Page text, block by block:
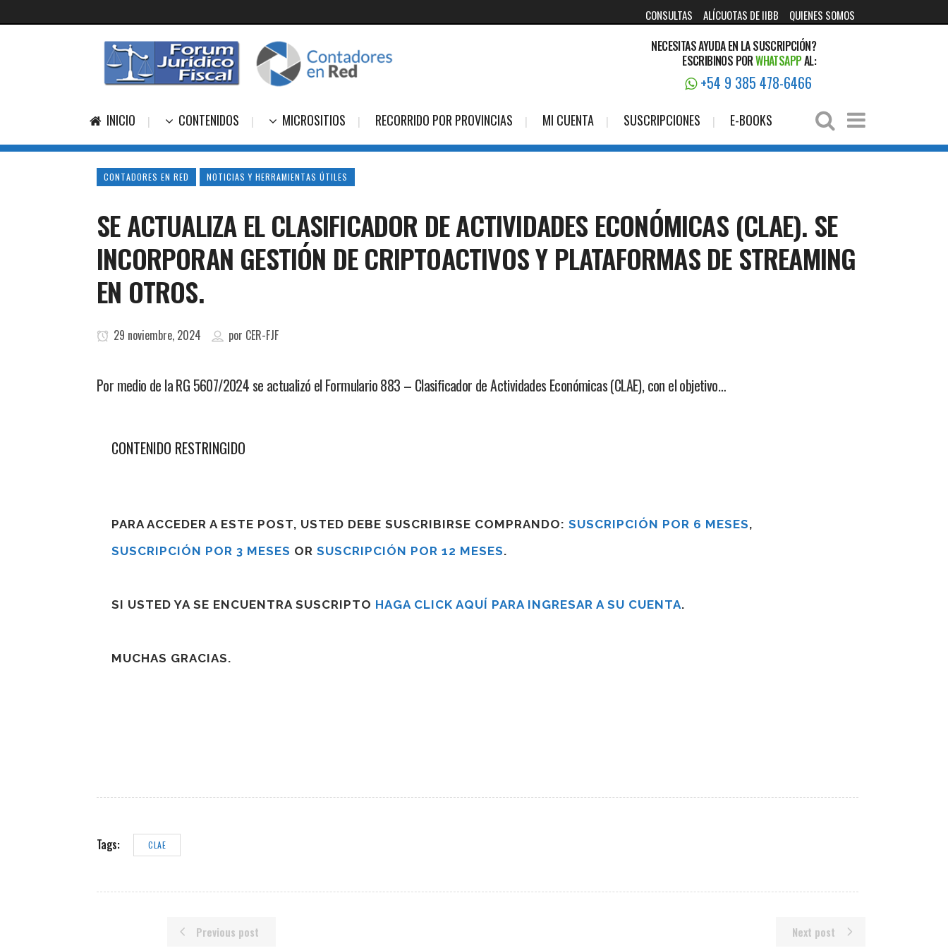
CONSULTAS ALÍCUOTAS DE IIBB QUIENES SOMOS
NECESITAS AYUDA EN LA SUSCRIPCIÓN?
ESCRIBINOS PORWHATSAPPAL:
+54 9 385 478-6466
INICIO CONTENIDOS MICROSITIOS RECORRIDO POR PROVINCIAS MI CUENTA SUSCRIPCIONES E-BOOKS
CONTADORES EN RED NOTICIAS Y HERRAMIENTAS ÚTILES
SE ACTUALIZA EL CLASIFICADOR DE ACTIVIDADES ECONÓMICAS (CLAE). SE
INCORPORAN GESTIÓN DE CRIPTOACTIVOS Y PLATAFORMAS DE STREAMING
EN OTROS.
29 noviembre, 2024 por CER-FJF
Por medio de la RG 5607/2024 se actualizó el Formulario 883 – Clasificador de Actividades Económicas (CLAE), con el objetivo…
CONTENIDO RESTRINGIDO
PARA ACCEDER A ESTE POST, USTED DEBE SUSCRIBIRSE COMPRANDO: SUSCRIPCIÓN POR 6 MESES,
SUSCRIPCIÓN POR 3 MESES OR SUSCRIPCIÓN POR 12 MESES.
SI USTED YA SE ENCUENTRA SUSCRIPTO HAGA CLICK AQUÍ PARA INGRESAR A SU CUENTA.
MUCHAS GRACIAS.
Tags: CLAE
Previous post Next post